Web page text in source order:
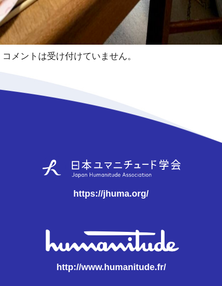
コメントは受け付けていません。
https://jhuma.org/
http://www.humanitude.fr/